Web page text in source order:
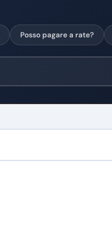
Posso pagare a rate?